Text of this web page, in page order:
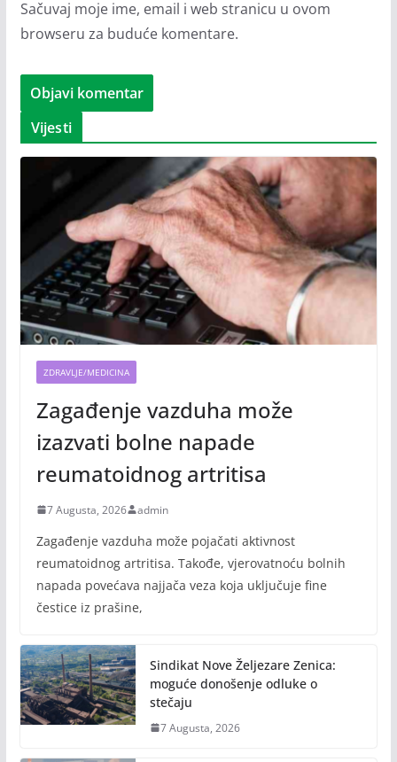
Sačuvaj moje ime, email i web stranicu u ovom
browseru za buduće komentare.
Vijesti
ZDRAVLJE/MEDICINA
Zagađenje vazduha može
izazvati bolne napade
reumatoidnog artritisa
7 Augusta, 2026 admin
Zagađenje vazduha može pojačati aktivnost
reumatoidnog artritisa. Takođe, vjerovatnoću bolnih
napada povećava najjača veza koja uključuje fine
čestice iz prašine,
Sindikat Nove Željezare Zenica:
moguće donošenje odluke o
stečaju
7 Augusta, 2026